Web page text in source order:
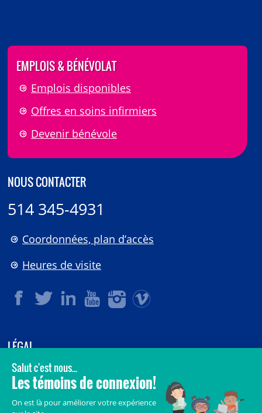
EMPLOIS & BÉNÉVOLAT
Emplois disponibles
Offres en soins infirmiers
Devenir bénévole
NOUS CONTACTER
514 345-4931
Coordonnées, plan d’accès
Heures de visite
LÉGAL
© 2006-2026CHU Sainte-Justine.
Tous droits réservés.
Crédits